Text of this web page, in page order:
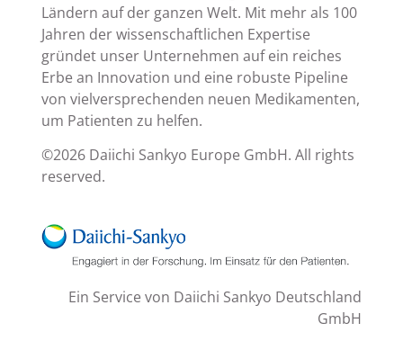
Ländern auf der ganzen Welt. Mit mehr als 100
Jahren der wissenschaftlichen Expertise
gründet unser Unternehmen auf ein reiches
Erbe an Innovation und eine robuste Pipeline
von vielversprechenden neuen Medikamenten,
um Patienten zu helfen.
©2026 Daiichi Sankyo Europe GmbH. All rights
reserved.
Ein Service von Daiichi Sankyo Deutschland
GmbH